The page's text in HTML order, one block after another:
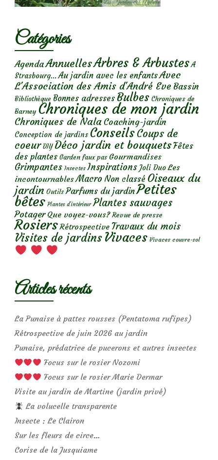
Catégories
AgendaAnnuellesArbres & Arbustes A
Strasbourg... Au jardin avec les enfantsAvec
L'Association des Amis d'André Eve Bassin
Bibliothèque Bonnes adresses Bulbes Chroniques de
Barney Chroniques de mon jardin
Chroniques de Nala Coaching-jardin
Conception de jardins ConseilsCoups de
coeur DIY Déco jardin et bouquetsFêtes
des plantes Garden faux pas Gourmandises
Grimpantes Insectes Inspirations Joli Duo Les
incontournables Macro Non classé Oiseaux du
jardin Outils Parfums du jardinPetites
bêtes Plantes d’intérieur Plantes sauvages
Potager Que voyez-vous? Revue de presse
Rosiers Rétrospective Travaux du mois
Visites de jardins Vivaces Vivaces couvre-sol
Articles récents
La Punaise à pattes rousses (Pentatoma rufipes)
Rétrospective de juin 2026 au jardin
Punaise, prédatrice de pucerons et autres insectes
Focus sur le rosier Nozomi
Focus sur le rosier Marie Dermar
Visite au jardin de Martine (jardin privé)
La volucelle transparente
Insecte : Le Clairon
Sur les fleurs de circe…
Corise de la Jusquiame